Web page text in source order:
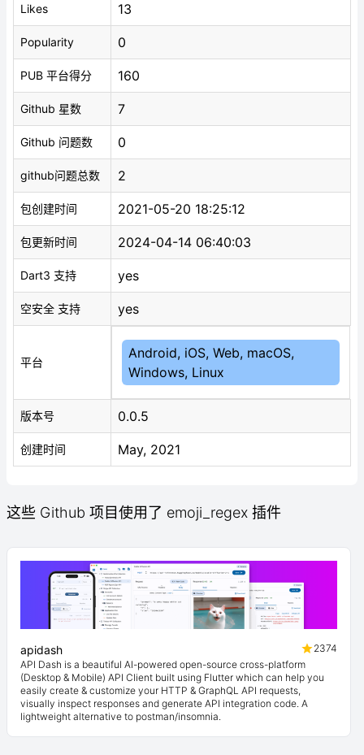
Likes 13
Popularity 0
PUB 平台得分 160
Github 星数 7
Github 问题数 0
github问题总数 2
包创建时间 2021-05-20 18:25:12
包更新时间 2024-04-14 06:40:03
Dart3 支持 yes
空安全 支持 yes
平台
Android, iOS, Web, macOS,
Windows, Linux
版本号 0.0.5
创建时间 May, 2021
这些 Github 项目使用了 emoji_regex 插件
apidash
2374
API Dash is a beautiful AI-powered open-source cross-platform
(Desktop & Mobile) API Client built using Flutter which can help you
easily create & customize your HTTP & GraphQL API requests,
visually inspect responses and generate API integration code. A
lightweight alternative to postman/insomnia.